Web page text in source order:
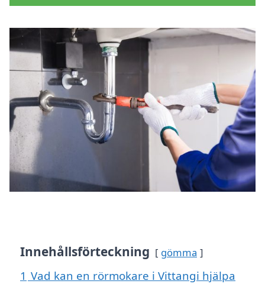
Innehållsförteckning gömma
1 Vad kan en rörmokare i Vittangi hjälpa